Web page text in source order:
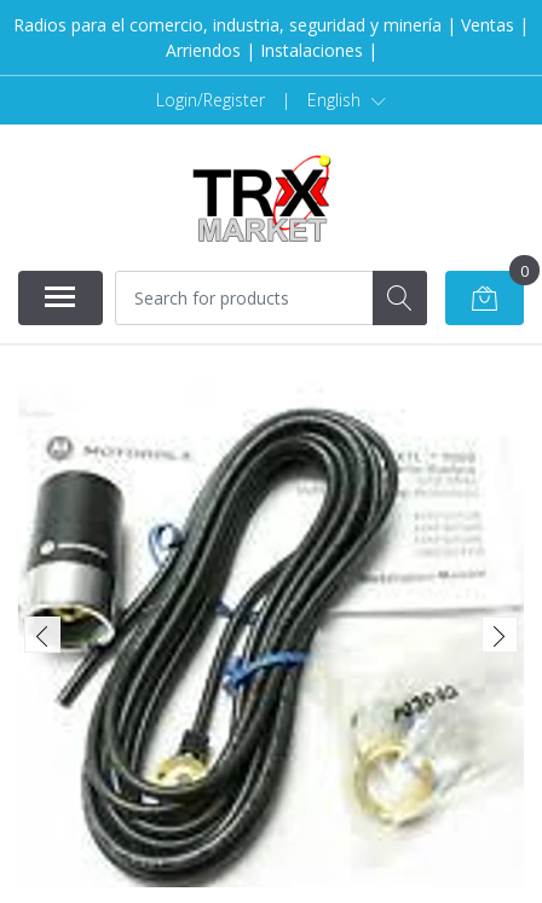
Radios para el comercio, industria, seguridad y minería | Ventas |
Arriendos | Instalaciones |
Login/Register | English
0